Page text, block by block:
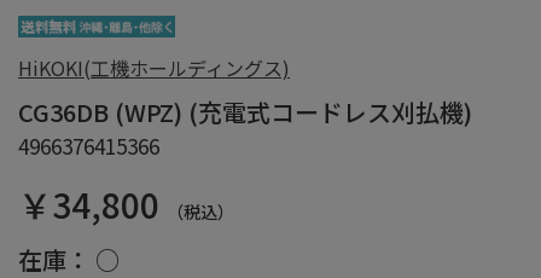
HiKOKI(工機ホールディングス)
CG36DB (WPZ) (充電式コードレス刈払機)
4966376415366
￥34,800 （税込）
在庫： ○